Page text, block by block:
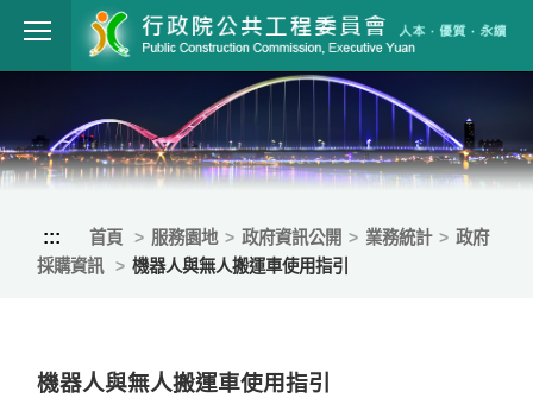
跳到主要內容
行政院公共工
::: 首頁 服務園地 政府資訊公開 業務統計
政府
採購資訊
機器人與無人搬運車使用指引
機器人與無人搬運車使用指引